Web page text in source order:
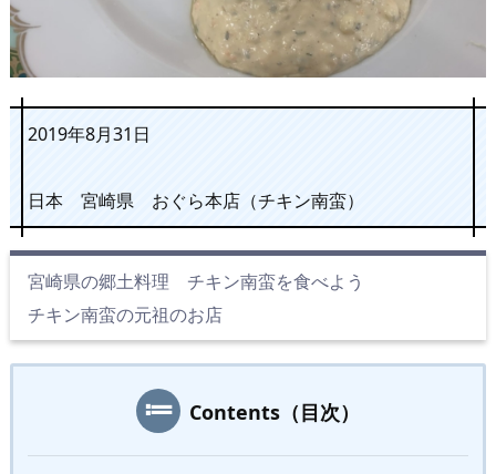
2019年8月31日
日本 宮崎県 おぐら本店（チキン南蛮）
宮崎県の郷土料理 チキン南蛮を食べよう
チキン南蛮の元祖のお店
Contents（目次）